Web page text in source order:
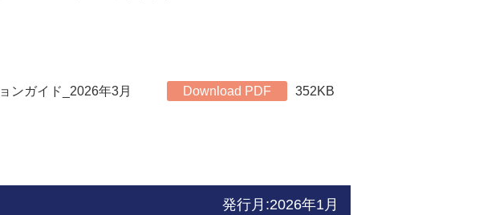
ンガイド_2026年3月 Download PDF 352KB
発行月:2026年1月